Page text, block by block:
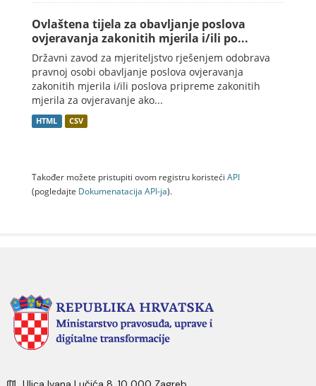
Ovlaštena tijela za obavljanje poslova
ovjeravanja zakonitih mjerila i/ili po...
Državni zavod za mjeriteljstvo rješenjem odobrava
pravnoj osobi obavljanje poslova ovjeravanja
zakonitih mjerila i/ili poslova pripreme zakonitih
mjerila za ovjeravanje ako...
HTML CSV
Također možete pristupiti ovom registru koristeći API
(pogledajte Dokumenаtаcijа API-jа).